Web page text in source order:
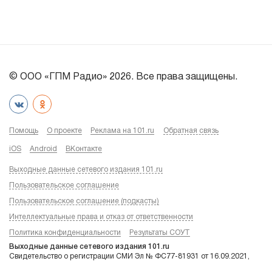
© ООО «ГПМ Радио» 2026. Все права защищены.
Помощь О проекте Реклама на 101.ru Обратная связь
iOS Android ВКонтакте
Выходные данные сетевого издания 101.ru
Пользовательское соглашение
Пользовательское соглашение (подкасты)
Интеллектуальные права и отказ от ответственности
Политика конфиденциальности Результаты СОУТ
Выходные данные сетевого издания 101.ru
Свидетельство о регистрации СМИ Эл № ФС77-81931 от 16.09.2021,